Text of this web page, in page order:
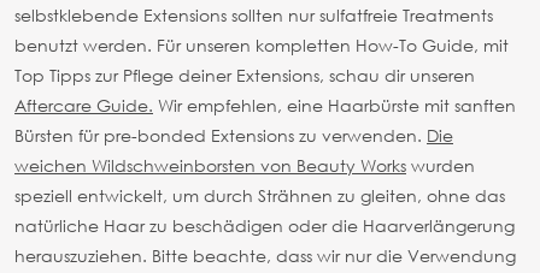
selbstklebende Extensions sollten nur sulfatfreie Treatments
benutzt werden. Für unseren kompletten How-To Guide, mit
Top Tipps zur Pflege deiner Extensions, schau dir unseren
Aftercare Guide. Wir empfehlen, eine Haarbürste mit sanften
Bürsten für pre-bonded Extensions zu verwenden. Die
weichen Wildschweinborsten von Beauty Works wurden
speziell entwickelt, um durch Strähnen zu gleiten, ohne das
natürliche Haar zu beschädigen oder die Haarverlängerung
herauszuziehen. Bitte beachte, dass wir nur die Verwendung